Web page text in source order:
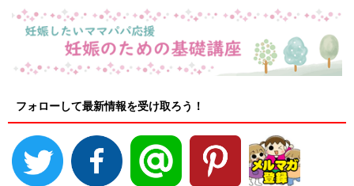
フォローして最新情報を受け取ろう！